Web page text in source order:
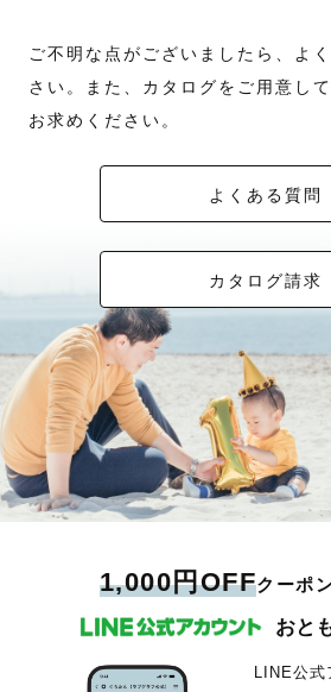
ご不明な点がございましたら、よ
さい。また、カタログをご用意し
お求めください。
よくある質問
カタログ請求
1,000円OFFクーポ
おと
LINE公式